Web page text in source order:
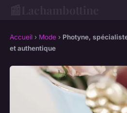
Accueil › Mode › Photyne,
et authentique